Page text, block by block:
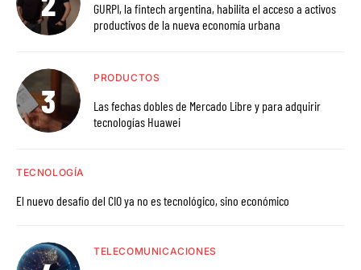
GURPI, la fintech argentina, habilita el acceso a activos
productivos de la nueva economía urbana
PRODUCTOS
Las fechas dobles de Mercado Libre y para adquirir
tecnologías Huawei
TECNOLOGÍA
El nuevo desafío del CIO ya no es tecnológico, sino económico
TELECOMUNICACIONES